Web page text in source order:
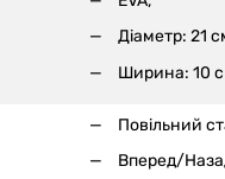
Діаметр: 21
Ширина: 10
Повільний
Вперед/